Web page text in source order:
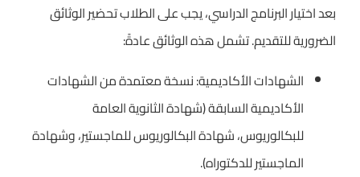
بعد اختيار البرنامج الدراسي، يجب على الطلاب تحضير الوثائق
الضرورية للتقديم. تشمل هذه الوثائق عادةً:
الشهادات الأكاديمية: نسخة معتمدة من الشهادات
الأكاديمية السابقة (شهادة الثانوية العامة
للبكالوريوس، شهادة البكالوريوس للماجستير، وشهادة
الماجستير للدكتوراه).